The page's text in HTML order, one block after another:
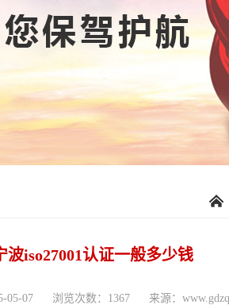
波iso27001认证一般多少钱
05-07 浏览次数：1367 来源：